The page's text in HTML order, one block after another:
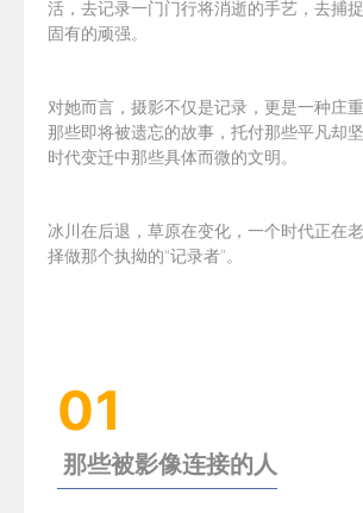
活，去记录一门门行将消逝的手艺，去捕
固有的顽强。
对她而言，摄影不仅是记录，更是一种庄
那些即将被遗忘的故事，托付那些平凡却
时代变迁中那些具体而微的文明。
冰川在后退，草原在变化，一个时代正在
择做那个执拗的“记录者”。
01
那些被影像连接的人